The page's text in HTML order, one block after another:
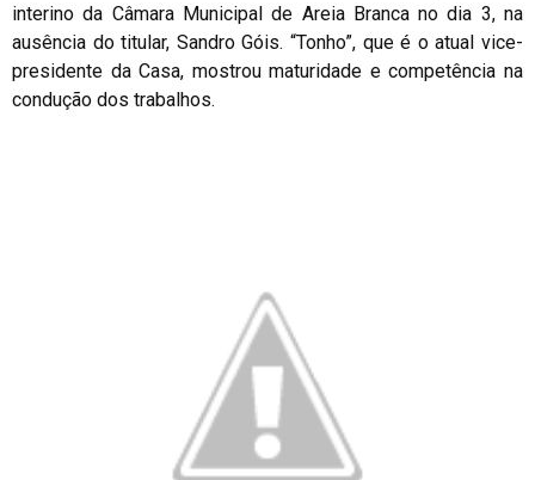
interino da Câmara Municipal de Areia Branca no dia 3, na
ausência do titular, Sandro Góis. “Tonho”, que é o atual vice-
presidente da Casa, mostrou maturidade e competência na
condução dos trabalhos.